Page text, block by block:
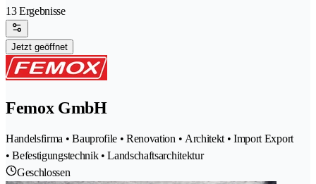
13 Ergebnisse
Jetzt geöffnet
Femox GmbH
Handelsfirma • Bauprofile • Renovation • Architekt • Import Export
• Befestigungstechnik • Landschaftsarchitektur
Geschlossen